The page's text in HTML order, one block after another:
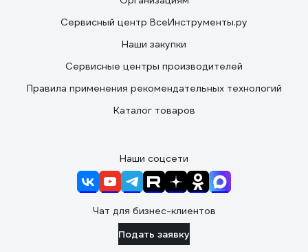
Сервисный центр ВсеИнструменты.ру
Наши закупки
Сервисные центры производителей
Правила применения рекомендательных технологий
Каталог товаров
Наши соцсети
Чат для бизнес-клиентов
Подать заявку